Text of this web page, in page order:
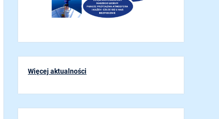
Więcej aktualności